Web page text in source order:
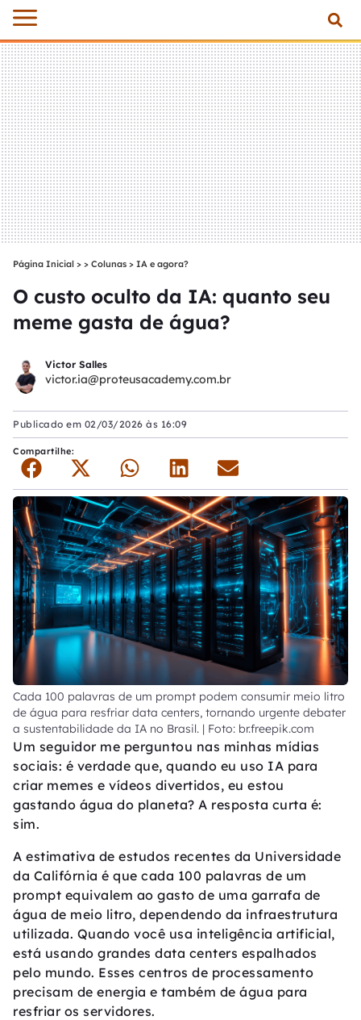
Página Inicial > Colunas > IA e agora?
O custo oculto da IA: quanto seu
meme gasta de água?
Victor Salles
victor.ia@proteusacademy.com.br
Publicado em 02/03/2026 às 16:09
Compartilhe:
Cada 100 palavras de um prompt podem consumir meio litro
de água para resfriar data centers, tornando urgente debater
a sustentabilidade da IA no Brasil. | Foto: br.freepik.com
Um seguidor me perguntou nas minhas mídias
sociais: é verdade que, quando eu uso IA para
criar memes e vídeos divertidos, eu estou
gastando água do planeta? A resposta curta é:
sim.
A estimativa de estudos recentes da Universidade
da Califórnia é que cada 100 palavras de um
prompt equivalem ao gasto de uma garrafa de
água de meio litro, dependendo da infraestrutura
utilizada. Quando você usa inteligência artificial,
está usando grandes data centers espalhados
pelo mundo. Esses centros de processamento
precisam de energia e também de água para
resfriar os servidores.